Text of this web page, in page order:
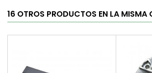
16 OTROS PRODUCTOS EN LA MISMA